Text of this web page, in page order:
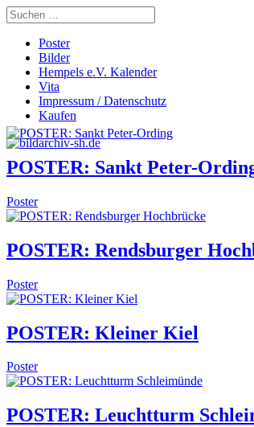
Poster
Bilder
Hempels e.V. Kalender
Vita
Impressum / Datenschutz
Kaufen
POSTER: Sankt Peter-
Poster
POSTER: Rendsburger
Poster
POSTER: Kleiner Kiel
Poster
POSTER: Leuchtturm